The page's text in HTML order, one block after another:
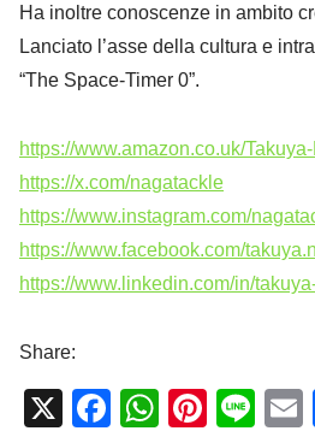
Ha inoltre conoscenze in ambito
Lanciato l’asse della cultura e
“The Space-Timer 0”.
https://www.amazon.co.uk/
https://x.com/nagatackle
https://www.instagram.com/
https://www.facebook.com/
https://www.linkedin.com/in/
Share:
X
F
W Pi Li